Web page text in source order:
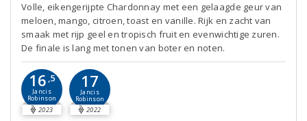
Volle, eikengerijpte Chardonnay met een gelaagde geur van
meloen, mango, citroen, toast en vanille. Rijk en zacht van
smaak met rijp geel en tropisch fruit en evenwichtige zuren.
De finale is lang met tonen van boter en noten.
16,5
Jancis
Robinson
2023
17
Jancis
Robinson
2022